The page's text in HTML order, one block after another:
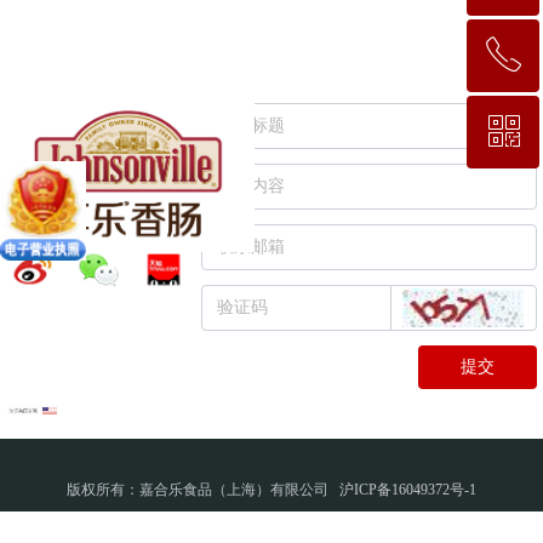
提交
版权所有：嘉合乐食品（上海）有限公司 沪ICP备16049372号-1
回到顶部
ꂅ
400 9200 383
ꀥ
微信二维码